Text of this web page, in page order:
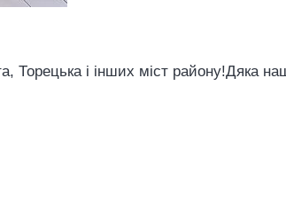
Торецька і інших міст району!Дяка